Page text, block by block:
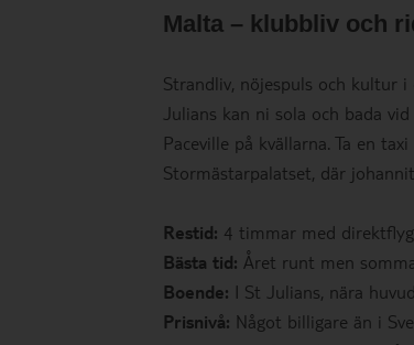
Malta – klubbliv och
Strandliv, nöjespuls och kultur
Julians kan ni sola och bada
Paceville på kvällarna. Ta en
Stormästarpalatset, där
Restid: 4 timmar med
Bästa tid: Året runt men
Boende: I St Julians, nära
Prisnivå: Något billigare än i